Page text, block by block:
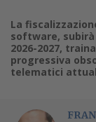
La
software,
2026-2027,
progressiva
telematici